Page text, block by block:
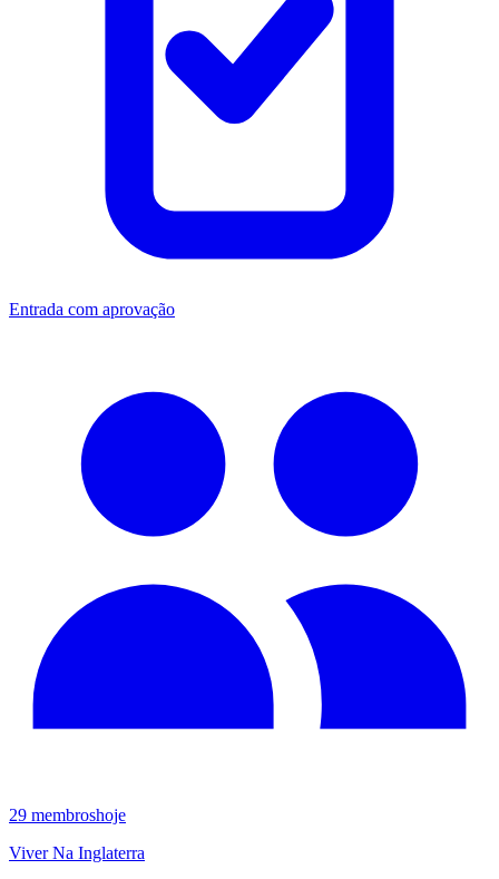
Entrada com aprovação
29 membroshoje
Viver Na Inglaterra